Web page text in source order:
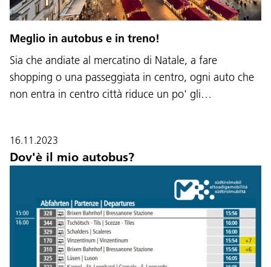
Meglio in autobus e in treno!
Sia che andiate al mercatino di Natale, a fare
shopping o una passeggiata in centro, ogni auto che
non entra in centro città riduce un po' gli…
16.11.2023
Dov'è il mio autobus?